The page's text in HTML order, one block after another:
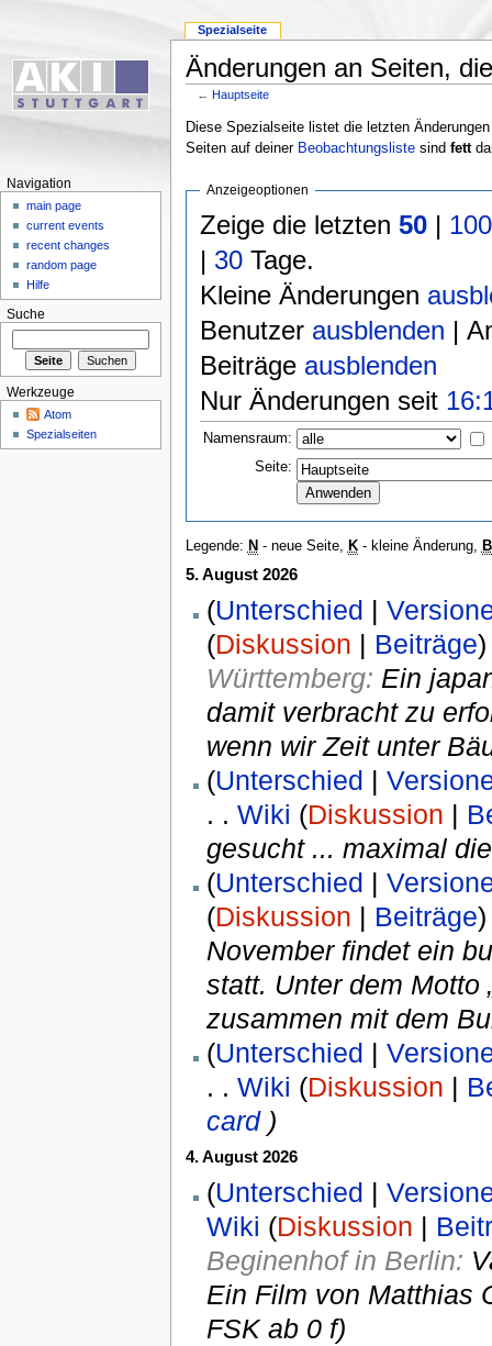
Änderungen an Seiten,
←Hauptseite
Diese Spezialseite listet die letzten
Seiten auf deiner Beobachtungslistesind fett
Anzeigeoptionen
Zeige die letzten50 | 100
| 30 Tage.
Kleine Änderungen
Benutzer ausblenden |
Beiträge ausblenden
Nur Änderungen seit
Namensraum:
Seite:
Legende: N - neue Seite, K- kleine Änderung, B
5. August 2026
(Unterschied
(Diskussion Beiträge)
Württemberg: Ein
damit verbracht zu
wenn wir Zeit unter
(Unterschied
. . Wiki (Diskussion
gesucht ... maximal
(Unterschied
(Diskussion Beiträge)
November findet ein
statt. Unter dem Motto
zusammen mit dem
(Unterschied
. . Wiki (Diskussion
card)
4. August 2026
(Unterschied |
Wiki (Diskussion |
Beginenhof in Berlin:
Ein Film von Matthias
FSK ab 0 f)
Spezialseite
Navigation
main page
current events
recent changes
random page
Hilfe
Suche
Werkzeuge
Atom
Spezialseiten